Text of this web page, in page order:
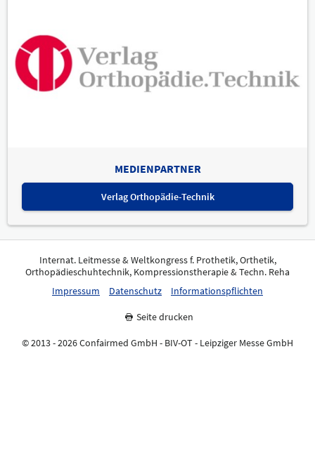
MEDIENPARTNER
Verlag Orthopädie-Technik
Internat. Leitmesse & Weltkongress f. Prothetik, Orthetik,
Orthopädieschuhtechnik, Kompressionstherapie & Techn. Reha
Impressum
Datenschutz Informationspflichten
Seite drucken
© 2013 - 2026 Confairmed GmbH - BIV-OT - Leipziger Messe GmbH